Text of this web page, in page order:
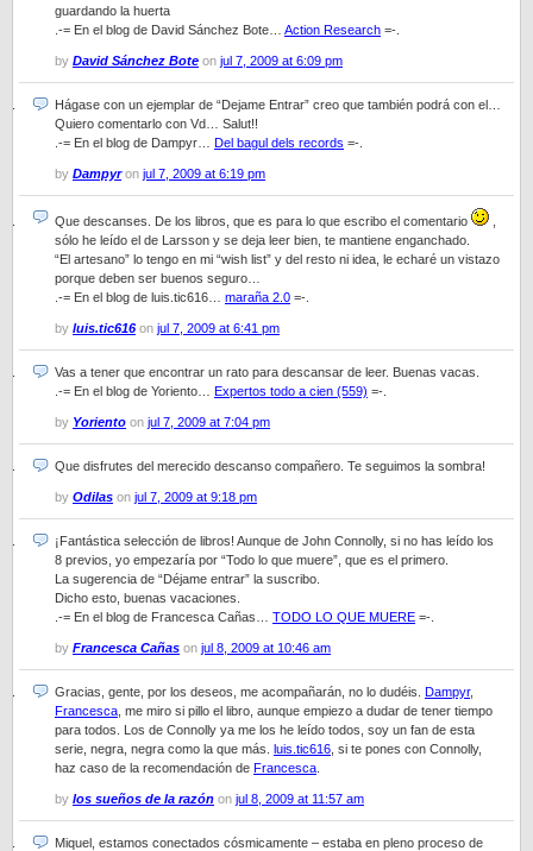
guardando la huerta
.-= En el blog de David Sánchez Bote… Action Research =-.
by David Sánchez Bote on jul 7, 2009 at 6:09 pm
Hágase con un ejemplar de “Dejame Entrar” creo que también podrá con el…
Quiero comentarlo con Vd… Salut!!
.-= En el blog de Dampyr… Del bagul dels records =-.
by Dampyron jul 7, 2009 at 6:19 pm
Que descanses. De los libros, que es para lo que escribo el comentario
sólo he leído el de Larsson y se deja leer bien, te mantiene enganchado.
“El artesano” lo tengo en mi “wish list” y del resto ni idea, le echaré un vistazo
porque deben ser buenos seguro…
.-= En el blog de luis.tic616… maraña 2.0 =-.
by luis.tic616 on jul 7, 2009 at 6:41 pm
Vas a tener que encontrar un rato para descansar de leer. Buenas vacas.
.-= En el blog de Yoriento… Expertos todo a cien (559) =-.
by Yoriento on jul 7, 2009 at 7:04 pm
Que disfrutes del merecido descanso compañero. Te seguimos la sombra!
by Odilas on jul 7, 2009 at 9:18 pm
¡Fantástica selección de libros! Aunque de John Connolly, si no has leído los
8 previos, yo empezaría por “Todo lo que muere”, que es el primero.
La sugerencia de “Déjame entrar” la suscribo.
Dicho esto, buenas vacaciones.
.-= En el blog de Francesca Cañas… TODO LO QUE MUERE =-.
by Francesca Cañas on jul 8, 2009 at 10:46 am
Gracias, gente, por los deseos, me acompañarán, no lo dudéis. Dampyr,
Francesca , me miro si pillo el libro, aunque empiezo a dudar de tener tiempo
para todos. Los de Connolly ya me los he leído todos, soy un fan de esta
serie, negra, negra como la que más. luis.tic616 , si te pones con Connolly,
haz caso de la recomendación de Francesca
by los sueños de la razón on jul 8, 2009 at 11:57 am
Miquel, estamos conectados cósmicamente – estaba en pleno proceso de